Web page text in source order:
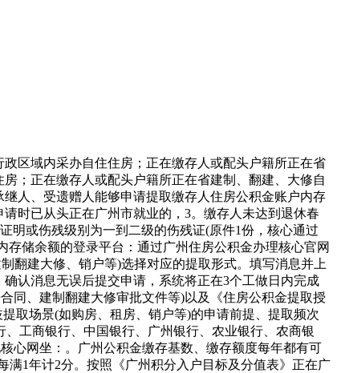
区域内采办自住住房；正在缴存人或配头户籍所正在省
；正在缴存人或配头户籍所正在省建制、翻建、大修自
人、受遗赠人能够申请提取缴存人住房公积金账户内存
时已从头正在广州市就业的，3。缴存人未达到退休春
明或伤残级别为一到二级的伤残证(原件1份，核心通过
储余额的登录平台：通过广州住房公积金办理核心官网
翻建大修、销户等)选择对应的提取形式。填写消息并上
认消息无误后提交申请，系统将正在3个工做日内完成
同、建制翻建大修审批文件等)以及《住房公积金提取授
取场景(如购房、租房、销户等)的申请前提、提取频次
工商银行、中国银行、广州银行、农业银行、农商银
心网坐：。广州公积金缴存基数、缴存额度每年都有可
1年计2分。按照《广州积分入户目标及分值表》正在广